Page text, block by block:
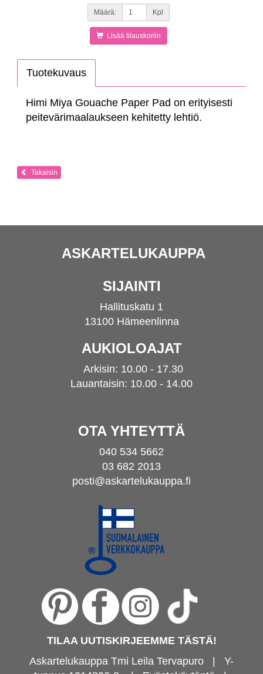
Määrä: Kpl
Lisää tilauskoriin
Tuotekuvaus
Himi Miya Gouache Paper Pad on erityisesti
peitevärimaalaukseen kehitetty lehtiö.
Takaisin
ASKARTELUKAUPPA
SIJAINTI
Hallituskatu 1
13100 Hämeenlinna
AUKIOLOAJAT
Arkisin: 10.00 - 17.30
Lauantaisin: 10.00 - 14.00
OTA YHTEYTTÄ
040 534 5662
03 682 2013
posti@askartelukauppa.fi
TILAA UUTISKIRJEEMME TÄSTÄ!
Askartelukauppa Tmi Leila Tervapuro | Y-